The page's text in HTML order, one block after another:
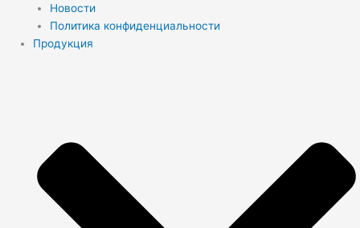
Новости
Политика конфиденциальности
Продукция